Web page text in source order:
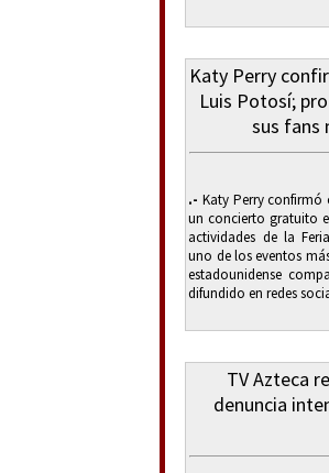
Katy Perry
Luis Potosí;
sus fans
.- Katy Perry confirmó
un concierto gratuito
actividades de la
uno de los eventos
estadounidense
difundido en redes
TV Azteca
denuncia